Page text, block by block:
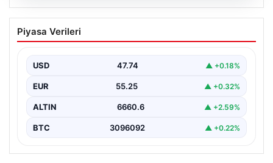
08.08.2026
Kelebek.Org İle Dijital İletişimin Güvenli
Adresi Ve Chat Deneyimi
sağlaması büyük bir önem barındırmaktadır.
Günümüzde birçok…
Piyasa Verileri
USD 47.74 ▲ +0.18%
EUR 55.25 ▲ +0.32%
ALTIN 6660.6 ▲ +2.59%
BTC 3096092 ▲ +0.22%